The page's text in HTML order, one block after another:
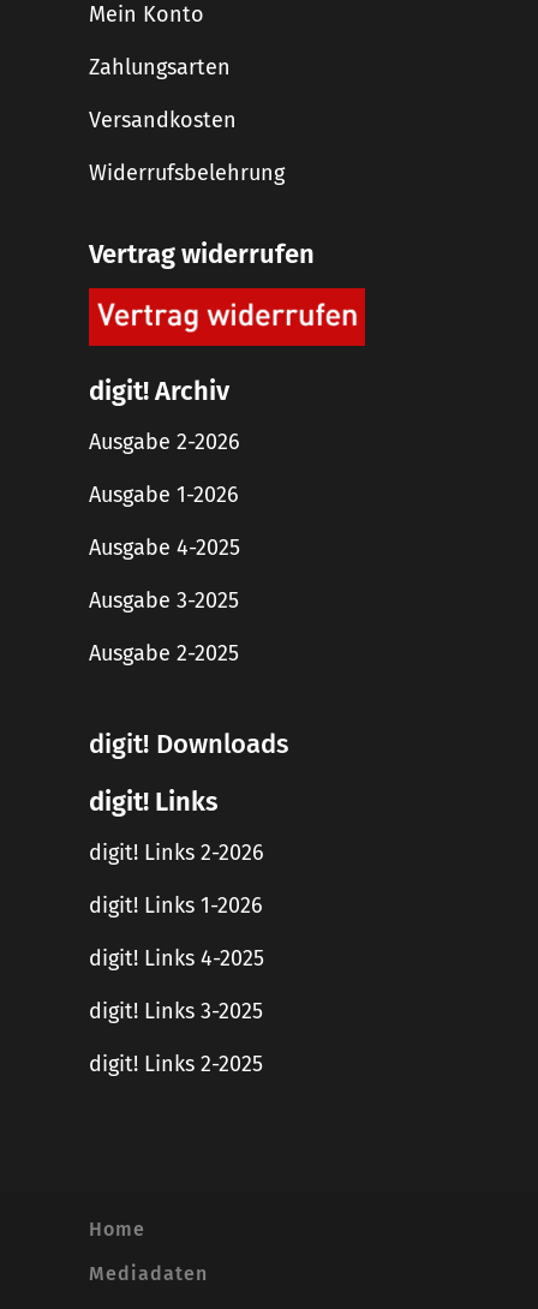
Mein Konto
Zahlungsarten
Versandkosten
Widerrufsbelehrung
Vertrag widerrufen
digit! Archiv
Ausgabe 2-2026
Ausgabe 1-2026
Ausgabe 4-2025
Ausgabe 3-2025
Ausgabe 2-2025
digit! Downloads
digit! Links
digit! Links 2-2026
digit! Links 1-2026
digit! Links 4-2025
digit! Links 3-2025
digit! Links 2-2025
Home
Mediadaten